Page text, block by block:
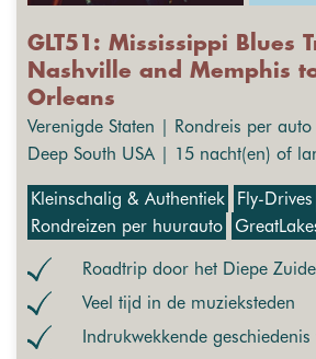
GLT51: Mississippi Blues
Nashville and Memphis
Orleans
Verenigde Staten | Rondreis per
Deep South USA | 15 nacht(en) of
Kleinschalig & Authentiek
Fly-Drives
Rondreizen per huurauto
Roadtrip door het Diepe
Veel tijd in de muzieksteden
Indrukwekkende